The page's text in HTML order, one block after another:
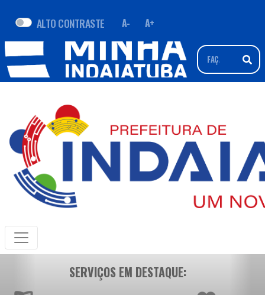
ALTO CONTRASTE A- A+
SERVIÇOS EM DESTAQUE: